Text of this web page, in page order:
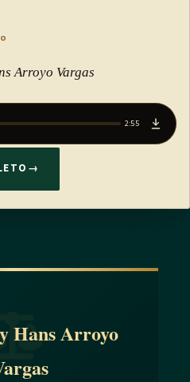
Arroyo Vargas
2:55
→
Hans Arroyo